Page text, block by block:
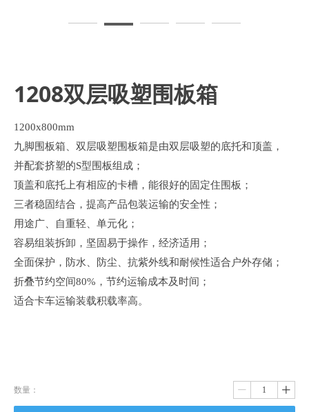
1208双层吸塑围板箱
1200x800mm
九脚围板箱、双层吸塑围板箱是由双层吸塑的底托和顶盖，
并配套挤塑的S型围板组成；
顶盖和底托上有相应的卡槽，能很好的固定住围板；
三者稳固结合，提高产品包装运输的安全性；
用途广、自重轻、单元化；
容易组装拆卸，坚固易于操作，经济适用；
全面保护，防水、防尘、抗紫外线和耐候性适合户外存储；
折叠节约空间80%，节约运输成本及时间；
适合卡车运输装载积载率高。
数量： ꄷ ꄸ